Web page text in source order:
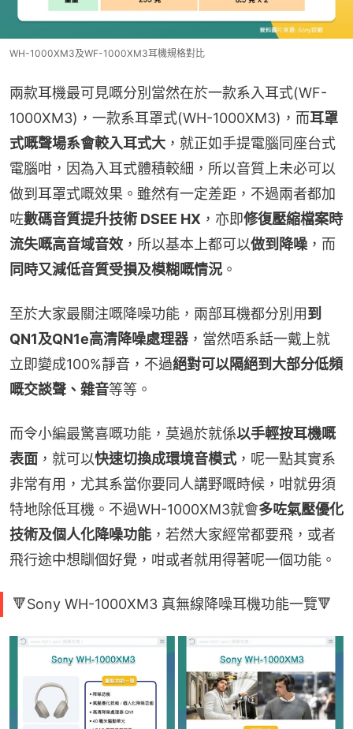
WH-1000XM3及WF-1000XM3耳機規格對比
兩款耳機最可見嘅分別當然在於一款系入耳式(WF-
1000XM3)，一款系耳罩式(WH-1000XM3)，而耳罩
式嘅聲場系會較入耳式大 ，就正如手提電腦同座台式
電腦咁，因為入耳式體積較細，所以音質上未必可以
做到耳罩式嘅效果。雖然有一定差距，不過兩者都加
咗數碼音質提升技術 DSEE HX ，亦即修復壓縮檔案時
流失嘅高音域音效 ，所以基本上都可以做到降噪 ，而
同時又減低音質受損及模糊嘅情況 。
至於大家最關注嘅降噪功能，兩部耳機都分別用到
QN1及QN1e高清降噪處理器 ，當然唔系話一戴上就
立即變成100%靜音，不過絕對可以隔絕到大部分低頻
嘅交談聲、雜音等等。
而令小編最驚喜嘅功能，莫過於就係以手輕按耳機嘅
表面 ，就可以快速切換成環境音模式 ，呢一點其實系
非常有用，尤其系當你要同人講野嘅時候，咁就毋須
特地除低耳機。不過WH-1000XM3就會多咗氣壓優化
技術及個人化降噪功能 ，若然大家經常都要飛，或者
飛行途中想瞓個好覺，咁或者就用得著呢一個功能。
🔻Sony WH-1000XM3 真無線降噪耳機功能一覽🔻